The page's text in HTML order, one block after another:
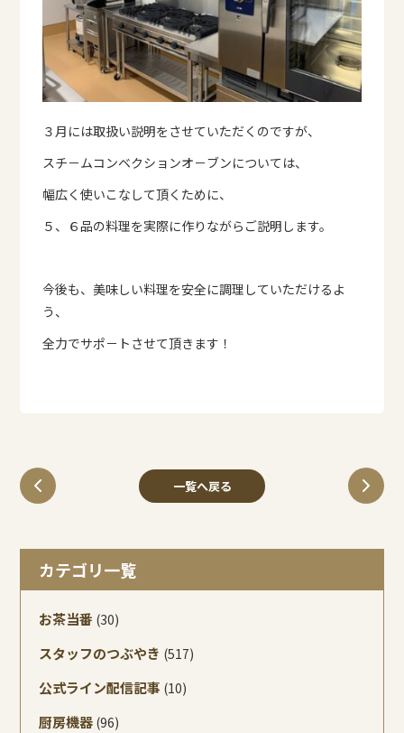
３月には取扱い説明をさせていただくのですが、
スチ－ムコンベクションオ－ブンについては、
幅広く使いこなして頂くために、
５、６品の料理を実際に作りながらご説明します。
今後も、美味しい料理を安全に調理していただけるよ
う、
全力でサポ－トさせて頂きます！
一覧へ戻る
カテゴリ一覧
お茶当番 (30)
スタッフのつぶやき (517)
公式ライン配信記事 (10)
厨房機器 (96)